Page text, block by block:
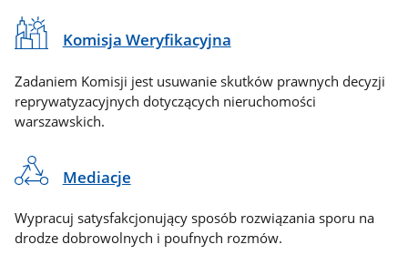
Komisja Weryfikacyjna
Zadaniem Komisji jest usuwanie skutków prawnych decyzji
reprywatyzacyjnych dotyczących nieruchomości
warszawskich.
Mediacje
Wypracuj satysfakcjonujący sposób rozwiązania sporu na
drodze dobrowolnych i poufnych rozmów.